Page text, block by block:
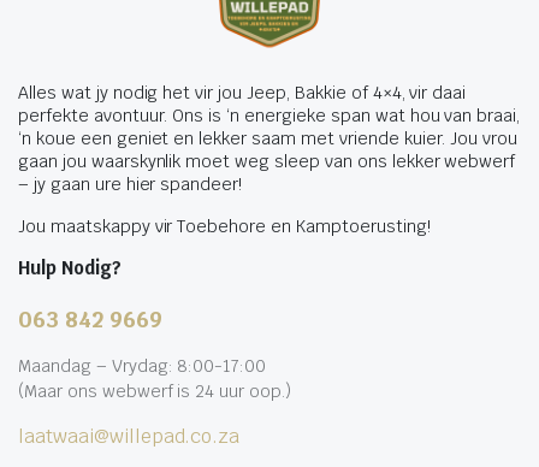
Alles wat jy nodig het vir jou Jeep, Bakkie of 4×4, vir daai
perfekte avontuur. Ons is ‘n energieke span wat hou van braai,
‘n koue een geniet en lekker saam met vriende kuier. Jou vrou
gaan jou waarskynlik moet weg sleep van ons lekker webwerf
– jy gaan ure hier spandeer!
Jou maatskappy vir Toebehore en Kamptoerusting!
Hulp Nodig?
063 842 9669
Maandag – Vrydag: 8:00-17:00
(Maar ons webwerf is 24 uur oop.)
laatwaai@willepad.co.za